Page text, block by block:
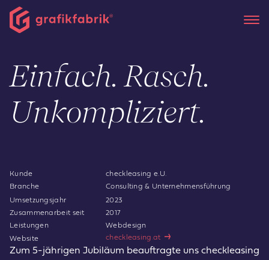
Einfach. Rasch.
Unkompliziert.
Zum 5-jährigen Jubiläum beauftragte uns checkleasing
Kunde
checkleasing e.U.
Branche
Consulting & Unternehmens­führung
Umsetzungsjahr
2023
Zusammenarbeit seit
2017
Leistungen
Webdesign
Website
checkleasing.at